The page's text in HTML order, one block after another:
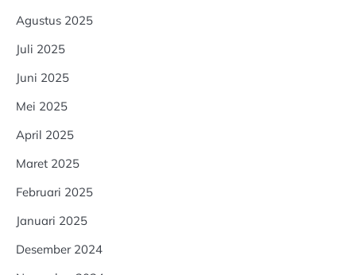
Agustus 2025
Juli 2025
Juni 2025
Mei 2025
April 2025
Maret 2025
Februari 2025
Januari 2025
Desember 2024